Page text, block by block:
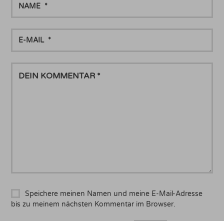
MAIL
KOMMENTAR
Speichere meinen Namen und meine E-Mail-Adresse
bis zu meinem nächsten Kommentar im Browser.